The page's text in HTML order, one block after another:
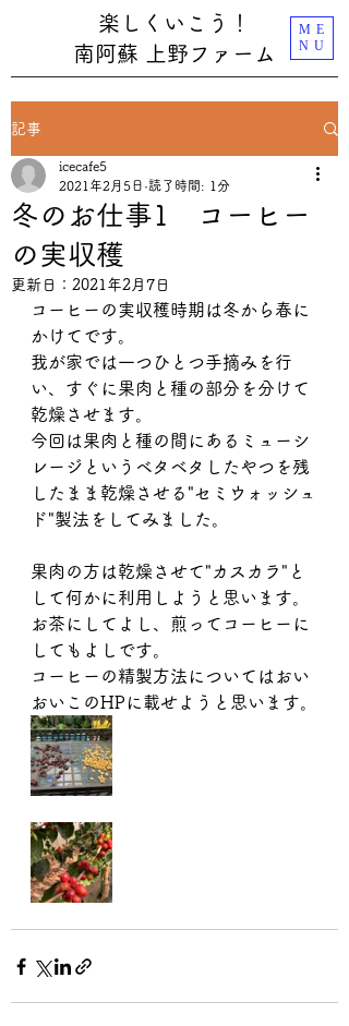
楽しくいこう！
南阿蘇 上野ファーム
ME
NU
記事
冬のお仕事1 コーヒー
の実収穫
icecafe5
2021年2月5日 読了時間: 1分
更新日： 2021年2月7日
コーヒーの実収穫時期は冬から春に
かけてです。
我が家では一つひとつ手摘みを行
い、すぐに果肉と種の部分を分けて
乾燥させます。
今回は果肉と種の間にあるミューシ
レージというベタベタしたやつを残
したまま乾燥させる"セミウォッシュ
ド"製法をしてみました。
果肉の方は乾燥させて"カスカラ"と
して何かに利用しようと思います。
お茶にしてよし、煎ってコーヒーに
してもよしです。
コーヒーの精製方法についてはおい
おいこのHPに載せようと思います。